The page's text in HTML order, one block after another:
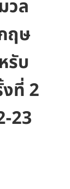
วล
ฤษ
รับ
ที่ 2
23